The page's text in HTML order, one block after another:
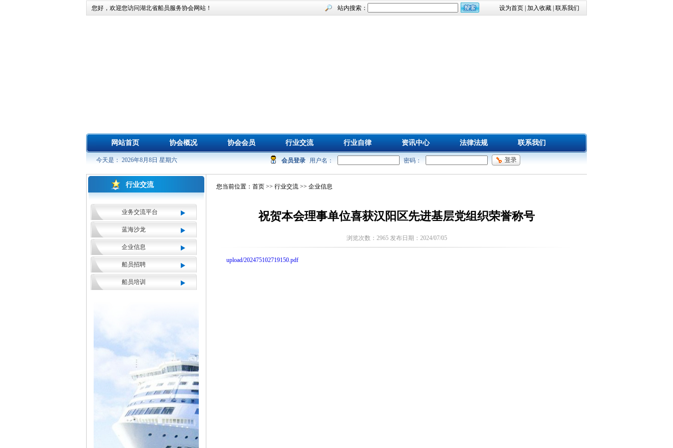
您好，欢迎您访问湖北省船员服务协会网站！ 站内搜索： 设为首页 加入收藏 联系我们
网站首页 协会概况 协会会员 行业交流 行业自律 资讯中心 法律法规 联系我们
今天是： 2026年8月8日 星期六 会员登录 用户名： 密码：
行业交流
业务交流平台
蓝海沙龙
企业信息
船员招聘
船员培训
您当前位置： 首页 >> 行业交流 >> 企业信息
祝贺本会理事单位喜获汉阳区先进基层党组织荣誉称号
浏览次数：2965 发布日期：2024/07/05
upload/202475102719150.pdf